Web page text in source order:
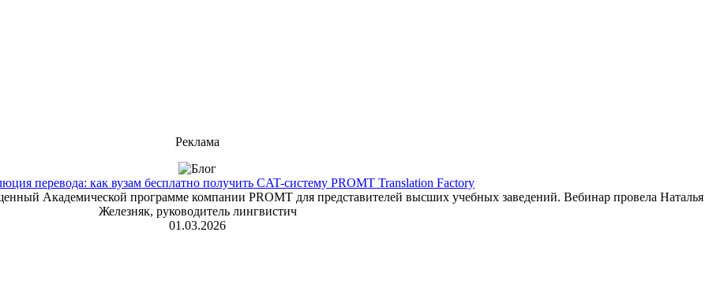
Реклама
перевода: как вузам бесплатно получить CAT-систему PROMT Translation Factory
Академической программе компании PROMT для представителей высших учебных заведений. Вебинар провела Наталья
Железняк, руководитель лингвистич
01.03.2026